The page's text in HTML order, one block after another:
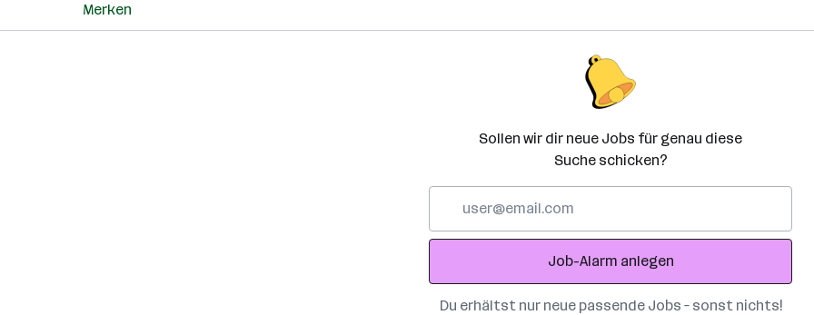
Merken
Sollen wir dir neue Jobs für genau diese
Suche schicken?
Adresse
Job-Alarm anlegen
Du erhältst nur neue passende Jobs – sonst nichts!